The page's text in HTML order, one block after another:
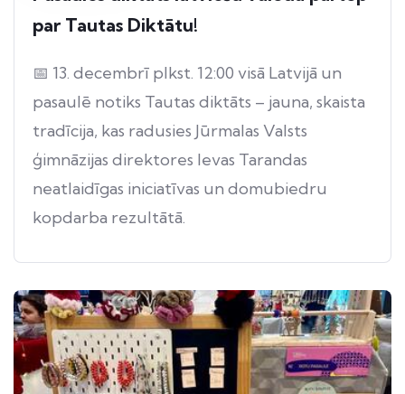
par Tautas Diktātu!
📅 13. decembrī plkst. 12:00 visā Latvijā un
pasaulē notiks Tautas diktāts – jauna, skaista
tradīcija, kas radusies Jūrmalas Valsts
ģimnāzijas direktores Ievas Tarandas
neatlaidīgas iniciatīvas un domubiedru
kopdarba rezultātā.